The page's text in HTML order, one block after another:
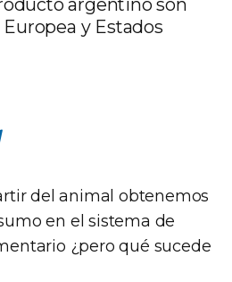
argentino son
y Estados
del animal obtenemos
en el sistema de
¿pero qué sucede